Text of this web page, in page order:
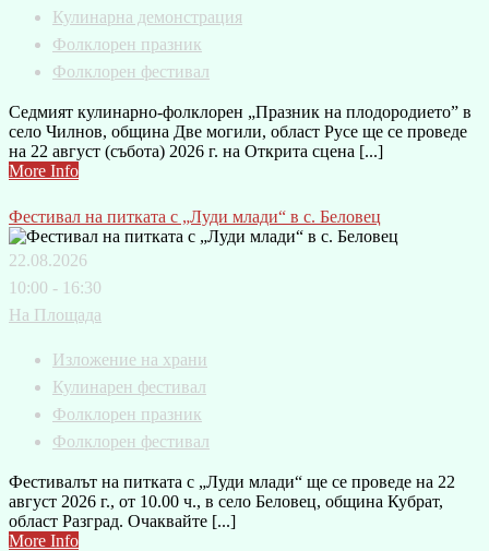
Кулинарна демонстрация
Фолклорен празник
Фолклорен фестивал
Седмият кулинарно-фолклорен „Празник на плодородието” в
село Чилнов, община Две могили, област Русе ще се проведе
на 22 август (събота) 2026 г. на Открита сцена [...]
More Info
Фестивал на питката с „Луди млади“ в с. Беловец
22.08.2026
10:00 - 16:30
На Площада
Изложение на храни
Кулинарен фестивал
Фолклорен празник
Фолклорен фестивал
Фестивалът на питката с „Луди млади“ ще се проведе на 22
август 2026 г., от 10.00 ч., в село Беловец, община Кубрат,
област Разград. Очаквайте [...]
More Info